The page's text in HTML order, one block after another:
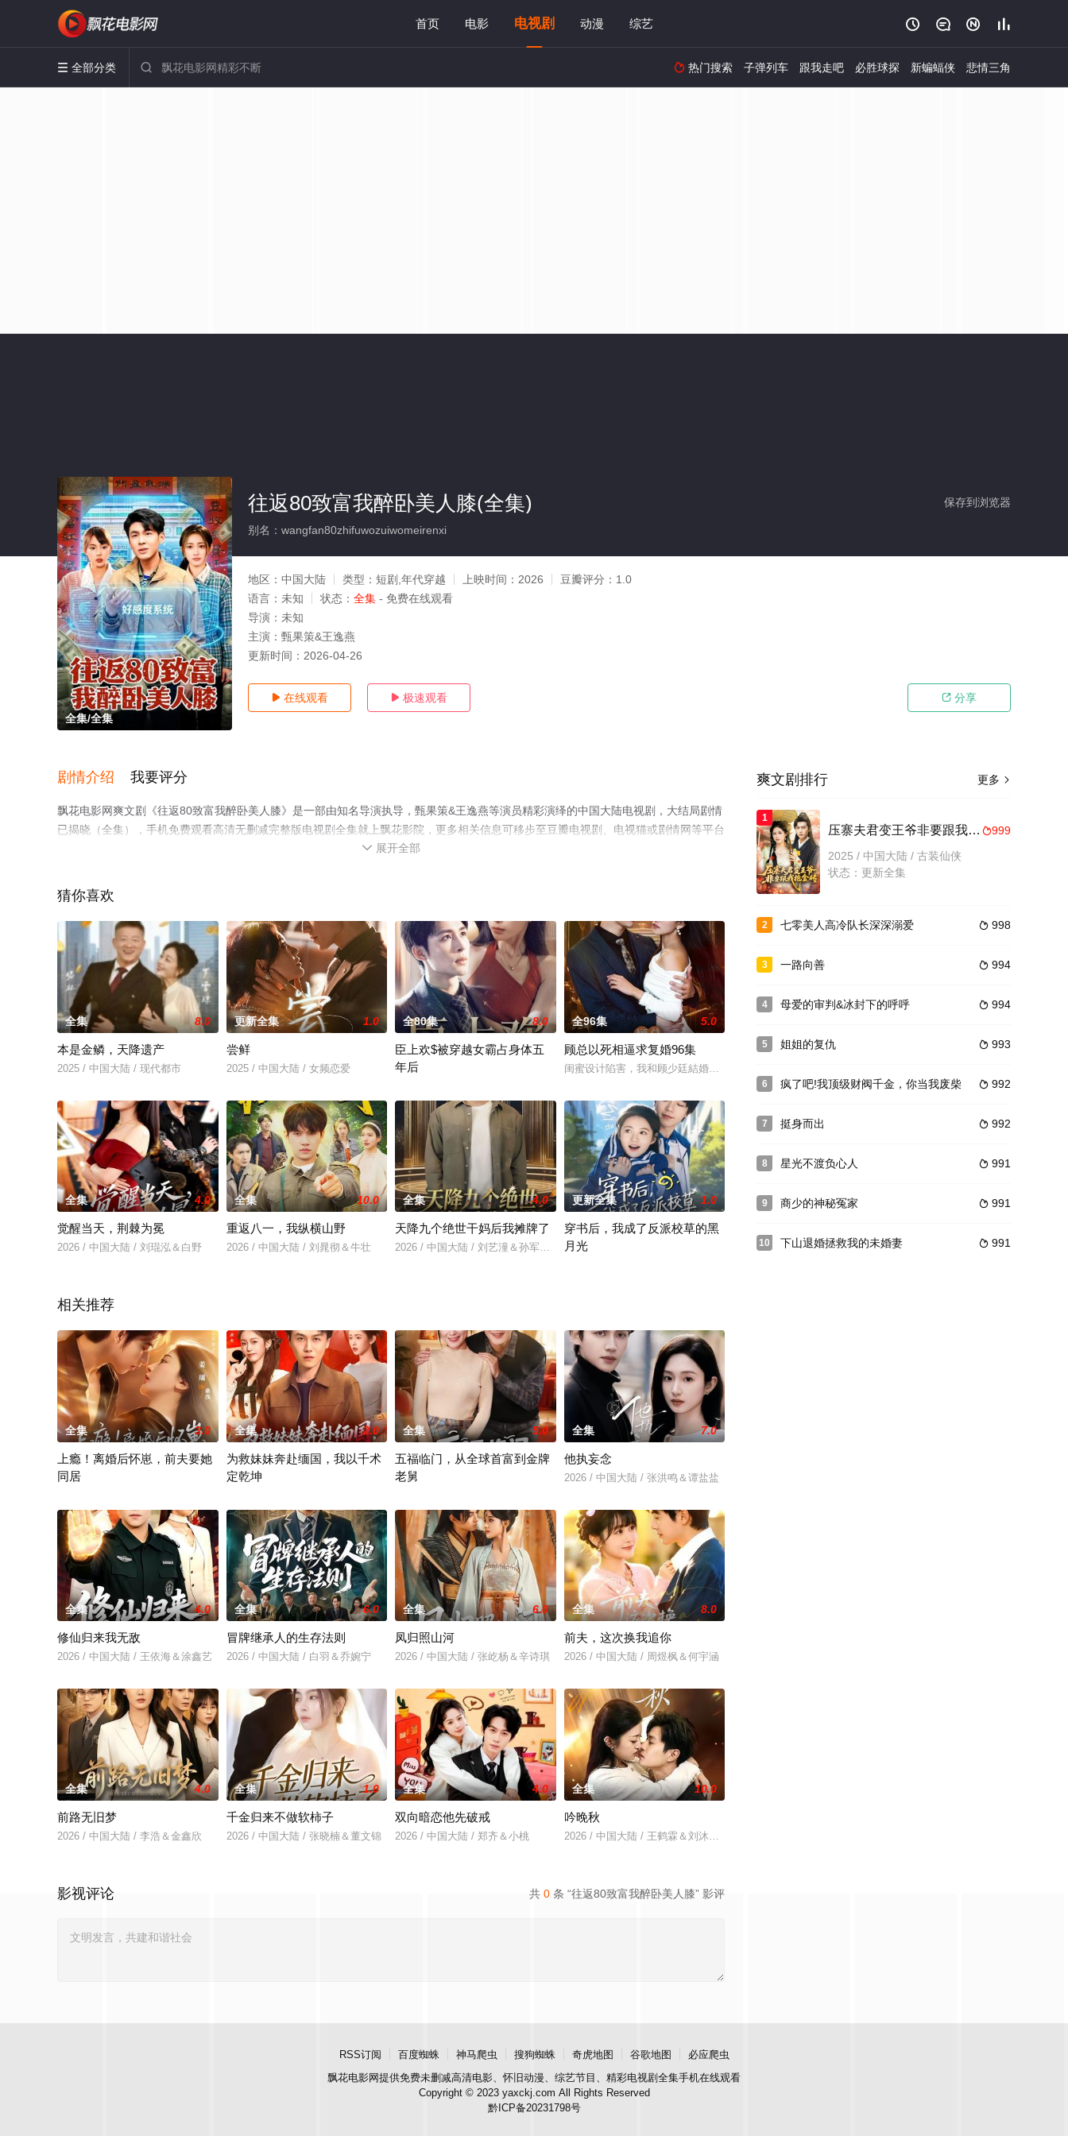
首页 电影 电视剧 动漫 综艺    
 全部分类   热门搜索 子弹列车 跟我走吧 必胜球探 新蝙蝠侠 悲情三角
全集/全集
保存到浏览器
往返80致富我醉卧美人膝(全集)
别名：wangfan80zhifuwozuiwomeirenxi
地区： 中国大陆 类型： 短剧,年代穿越 上映时间： 2026 豆瓣评分： 1.0
语言： 未知 状态： 全集 - 免费在线观看
导演： 未知
主演： 甄果策&王逸燕
更新时间： 2026-04-26
 在线观看  极速观看  分享
剧情介绍 我要评分
飘花电影网爽文剧《往返80致富我醉卧美人膝》是一部由知名导演执导，甄果策&王逸燕等演员精彩演绎的中国大陆电视剧，大结局剧情
已揭晓（全集），手机免费观看高清无删减完整版电视剧全集就上飘花影院，更多相关信息可移步至豆瓣电视剧、电视猫或剧情网等平台
 展开全部
猜你喜欢
全集 8.0
本是金鳞，天降遗产
2025 / 中国大陆 / 现代都市
更新全集 1.0
尝鲜
2025 / 中国大陆 / 女频恋爱
全80集 8.0
臣上欢$被穿越女霸占身体五
年后
全96集 5.0
顾总以死相逼求复婚96集
闺蜜设计陷害，我和顾少廷結婚了！ 結婚三年，老公豪门身分曝光，闺蜜这时竟想抢我老公！
全集 4.0
觉醒当天，荆棘为冕
2026 / 中国大陆 / 刘琨泓＆白野
全集 10.0
重返八一，我纵横山野
2026 / 中国大陆 / 刘晁彻＆牛壮
全集 4.0
天降九个绝世干妈后我摊牌了
2026 / 中国大陆 / 刘艺潼＆孙军＆王子
更新全集 1.0
穿书后，我成了反派校草的黑
月光
相关推荐
全集 3.0
上瘾！离婚后怀崽，前夫要她
同居
全集 2.0
为救妹妹奔赴缅国，我以千术
定乾坤
全集 5.0
五福临门，从全球首富到金牌
老舅
全集 7.0
他执妄念
2026 / 中国大陆 / 张洪鸣＆谭盐盐
全集 4.0
修仙归来我无敌
2026 / 中国大陆 / 王依海＆涂鑫艺
全集 6.0
冒牌继承人的生存法则
2026 / 中国大陆 / 白羽＆乔婉宁
全集 6.0
凤归照山河
2026 / 中国大陆 / 张屹杨＆辛诗琪
全集 8.0
前夫，这次换我追你
2026 / 中国大陆 / 周煜枫＆何宇涵
全集 4.0
前路无旧梦
2026 / 中国大陆 / 李浩＆金鑫欣
全集 1.0
千金归来不做软柿子
2026 / 中国大陆 / 张晓楠＆董文锦
全集 4.0
双向暗恋他先破戒
2026 / 中国大陆 / 郑齐＆小桃
全集 10.0
吟晚秋
2026 / 中国大陆 / 王鹤霖＆刘沐芸涵
共 0 条 “往返80致富我醉卧美人膝” 影评
影视评论
更多 
爽文剧排行
1
999
压寨夫君变王爷非要跟我抱金砖
2025 / 中国大陆 / 古装仙侠
状态：更新全集
2  998
七零美人高冷队长深深溺爱
3  994
一路向善
4  994
母爱的审判&冰封下的呼呼
5  993
姐姐的复仇
6  992
疯了吧!我顶级财阀千金，你当我废柴
7  992
挺身而出
8  991
星光不渡负心人
9  991
商少的神秘冤家
10  991
下山退婚拯救我的未婚妻
RSS订阅 百度蜘蛛 神马爬虫 搜狗蜘蛛 奇虎地图 谷歌地图
必应爬虫
飘花电影网提供免费未删减高清电影、怀旧动漫、综艺节目、精彩电视剧全集手机在线观看
Copyright © 2023 yaxckj.com All Rights Reserved
黔ICP备20231798号